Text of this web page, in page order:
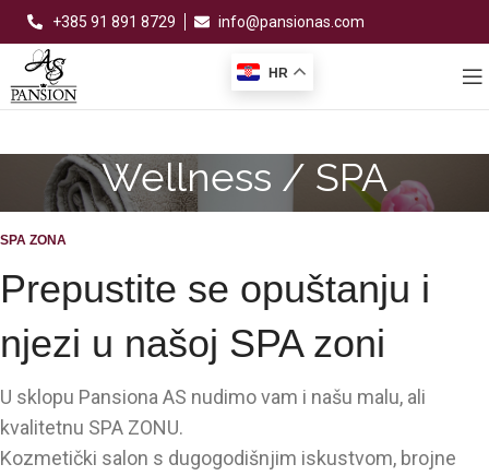
+385 91 891 8729 info@pansionas.com
HR
Wellness / SPA
SPA ZONA
Prepustite se opuštanju i
njezi u našoj SPA zoni
U sklopu Pansiona AS nudimo vam i našu malu, ali
kvalitetnu SPA ZONU.
Kozmetički salon s dugogodišnjim iskustvom, brojne